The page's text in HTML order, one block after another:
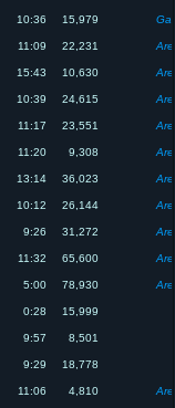
10:36 15,979
11:09 22,231
15:43 10,630
10:39 24,615
11:17 23,551
11:20 9,308
13:14 36,023
10:12 26,144
9:26 31,272
11:32 65,600
5:00 78,930
0:28 15,999
9:57 8,501
9:29 18,778
11:06 4,810